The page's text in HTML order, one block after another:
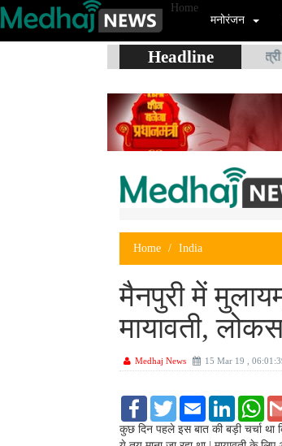
Home
मनोरंजन
Headline
पूर्व रक्षा मंत्री एवं
Home India
मैनपुरी में
मायावती,
Medhaj News 15 Mar 19 ,
F
c
e
T
i
t
E
m
a
i
L
n
k
W
a
t
कुछ दिन पहले इस बात की बड़ी चर्चा था